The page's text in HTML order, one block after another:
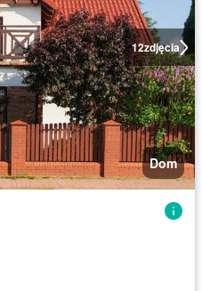
12zdjęcia
Dom